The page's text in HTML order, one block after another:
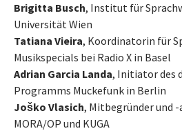
Brigitta Busch, Institut für
Universität Wien
Tatiana Vieira, Koordinatorin für
Musikspecials bei Radio X in Basel
Adrian Garcia Landa, Initiator des
Programms Muckefunk in Berlin
Joško Vlasich, Mitbegründer und
MORA/OP und KUGA